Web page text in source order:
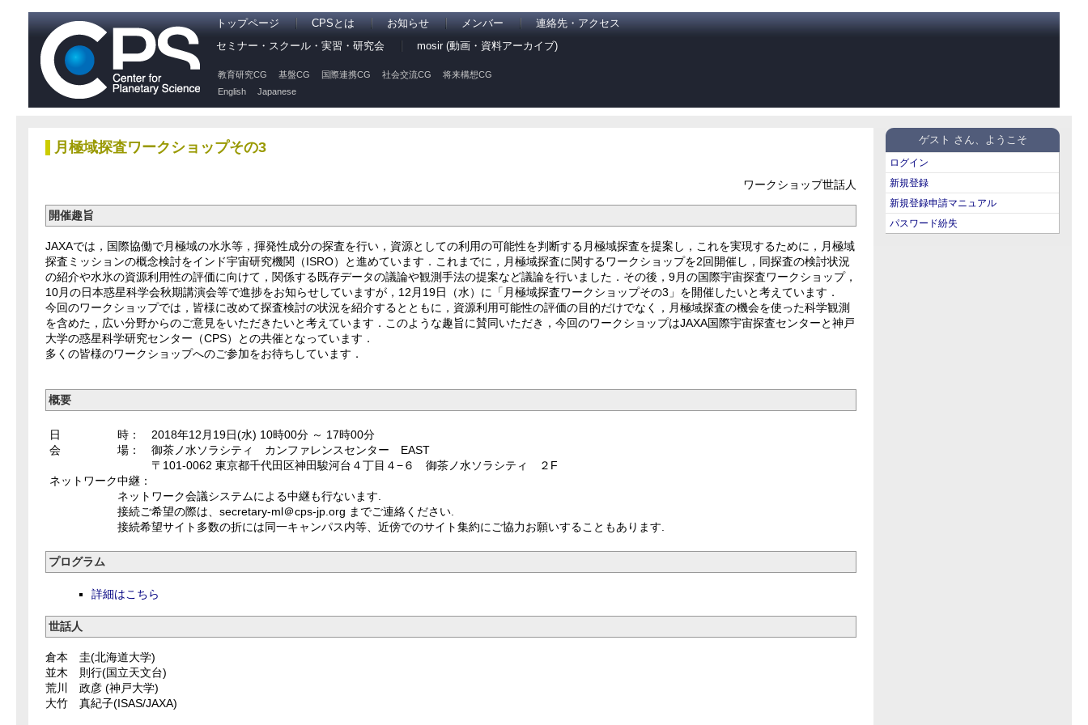
トップページ CPSとは お知らせ メンバー
連絡先・アクセス
セミナー・スクール・実習・研究会
mosir (動画・資料アーカイブ)
教育研究CG 基盤CG 国際連携CG 社会交流CG
将来構想CG
English
Japanese
ゲスト さん、ようこそ
ログイン
新規登録
新規登録申請マニュアル
パスワード紛失
月極域探査ワークショップその3
ワークショップ世話人
開催趣旨
JAXAでは，国際協働で月極域の水氷等，揮発性成分の探査を行い，資源としての利用の可能性を判断する月極域探査を提案し，これを実現するために，月極域
探査ミッションの概念検討をインド宇宙研究機関（ISRO）と進めています．これまでに，月極域探査に関するワークショップを2回開催し，同探査の検討状況
の紹介や水氷の資源利用性の評価に向けて，関係する既存データの議論や観測手法の提案など議論を行いました．その後，9月の国際宇宙探査ワークショップ，
10月の日本惑星科学会秋期講演会等で進捗をお知らせしていますが，12月19日（水）に「月極域探査ワークショップその3」を開催したいと考えています．
今回のワークショップでは，皆様に改めて探査検討の状況を紹介するとともに，資源利用可能性の評価の目的だけでなく，月極域探査の機会を使った科学観測
を含めた，広い分野からのご意見をいただきたいと考えています．このような趣旨に賛同いただき，今回のワークショップはJAXA国際宇宙探査センターと神戸
大学の惑星科学研究センター（CPS）との共催となっています．
多くの皆様のワークショップへのご参加をお待ちしています．
概要
日 時： 2018年12月19日(水) 10時00分 ～ 17時00分
会 場： 御茶ノ水ソラシティ カンファレンスセンター EAST
〒101-0062 東京都千代田区神田駿河台４丁目４−６ 御茶ノ水ソラシティ ２F
ネットワーク中継：
ネットワーク会議システムによる中継も行ないます.
接続ご希望の際は、secretary-ml＠cps-jp.org までご連絡ください.
接続希望サイト多数の折には同一キャンパス内等、近傍でのサイト集約にご協力お願いすることもあります.
プログラム
詳細はこちら
世話人
倉本 圭(北海道大学)
並木 則行(国立天文台)
荒川 政彦 (神戸大学)
大竹 真紀子(ISAS/JAXA)